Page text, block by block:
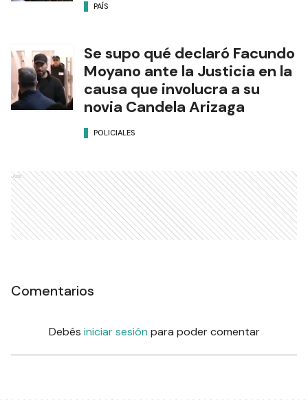
PAÍS
Se supo qué declaró Facundo
Moyano ante la Justicia en la
causa que involucra a su
novia Candela Arizaga
POLICIALES
Ads
Comentarios
Debés iniciar sesión para poder comentar